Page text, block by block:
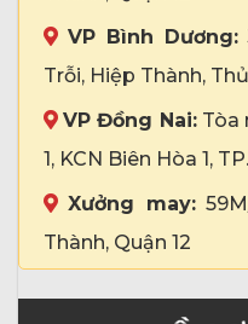
VP Bình Dương:
Trỗi, Hiệp Thành,
VP Đồng Nai:Tòa
1, KCN Biên Hòa 1,
Xưởng may:
Thành, Quận 12